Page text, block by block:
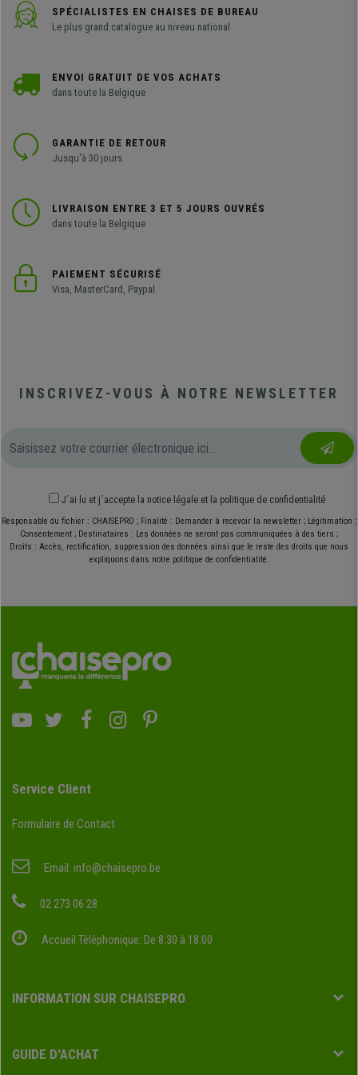
SPÉCIALISTES EN CHAISES DE BUREAU
Le plus grand catalogue au niveau national
ENVOI GRATUIT DE VOS ACHATS
dans toute la Belgique
GARANTIE DE RETOUR
Jusqu'à 30 jours
LIVRAISON ENTRE 3 ET 5 JOURS OUVRÉS
dans toute la Belgique
PAIEMENT SÉCURISÉ
Visa, MasterCard, Paypal
INSCRIVEZ-VOUS À NOTRE NEWSLETTER
J´ai lu et j´accepte la notice légale et la politique de confidentialité
Responsable du fichier : CHAISEPRO ; Finalité : Demander à recevoir la newsletter ; Légitimation :
Consentement ; Destinataires : Les données ne seront pas communiquées à des tiers ;
Droits : Accès, rectification, suppression des données ainsi que le reste des droits que nous
expliquons dans notre politique de confidentialité.
Service Client
Formulaire de Contact
Email: info@chaisepro.be
02 273 06 28
Accueil Téléphonique: De 8:30 à 18:00
INFORMATION SUR CHAISEPRO
GUIDE D'ACHAT